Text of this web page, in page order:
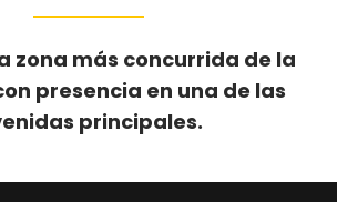
zona más concurrida de la
presencia en una de las
principales.